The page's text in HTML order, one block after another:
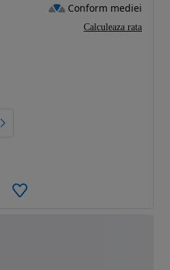
Conform mediei
Calculeaza rata